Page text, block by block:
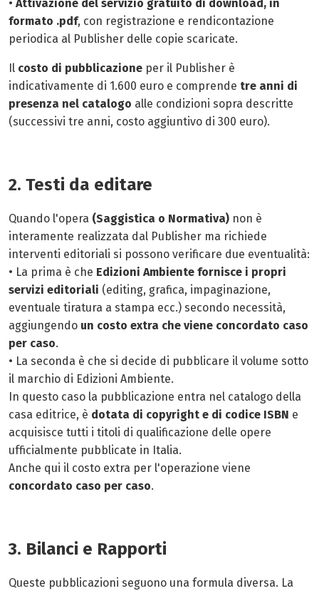
• Attivazione del servizio gratuito di download, in
formato .pdf, con registrazione e rendicontazione
periodica al Publisher delle copie scaricate.
Il costo di pubblicazione per il Publisher è
indicativamente di 1.600 euro e comprende tre anni di
presenza nel catalogo alle condizioni sopra descritte
(successivi tre anni, costo aggiuntivo di 300 euro).
2. Testi da editare
Quando l'opera (Saggistica o Normativa) non è
interamente realizzata dal Publisher ma richiede
interventi editoriali si possono verificare due eventualità:
• La prima è che Edizioni Ambiente fornisce i propri
servizi editoriali (editing, grafica, impaginazione,
eventuale tiratura a stampa ecc.) secondo necessità,
aggiungendo un costo extra che viene concordato caso
per caso.
• La seconda è che si decide di pubblicare il volume sotto
il marchio di Edizioni Ambiente.
In questo caso la pubblicazione entra nel catalogo della
casa editrice, è dotata di copyright e di codice ISBN e
acquisisce tutti i titoli di qualificazione delle opere
ufficialmente pubblicate in Italia.
Anche qui il costo extra per l'operazione viene
concordato caso per caso.
3. Bilanci e Rapporti
Queste pubblicazioni seguono una formula diversa. La